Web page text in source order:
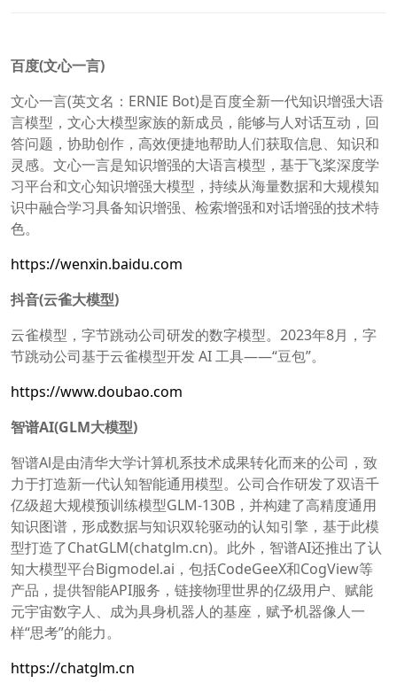
百度(文心一言)
文心一言(英文名：ERNIE Bot)是百度全新一代知识增强大语
言模型，文心大模型家族的新成员，能够与人对话互动，回
答问题，协助创作，高效便捷地帮助人们获取信息、知识和
灵感。文心一言是知识增强的大语言模型，基于飞桨深度学
习平台和文心知识增强大模型，持续从海量数据和大规模知
识中融合学习具备知识增强、检索增强和对话增强的技术特
色。
https://wenxin.baidu.com
抖音(云雀大模型)
云雀模型，字节跳动公司研发的数字模型。2023年8月，字
节跳动公司基于云雀模型开发 AI 工具——“豆包”。
https://www.doubao.com
智谱AI(GLM大模型)
智谱Al是由清华大学计算机系技术成果转化而来的公司，致
力于打造新一代认知智能通用模型。公司合作研发了双语千
亿级超大规模预训练模型GLM-130B，并构建了高精度通用
知识图谱，形成数据与知识双轮驱动的认知引擎，基于此模
型打造了ChatGLM(chatglm.cn)。此外，智谱AI还推出了认
知大模型平台Bigmodel.ai，包括CodeGeeX和CogView等
产品，提供智能API服务，链接物理世界的亿级用户、赋能
元宇宙数字人、成为具身机器人的基座，赋予机器像人一
样“思考”的能力。
https://chatglm.cn